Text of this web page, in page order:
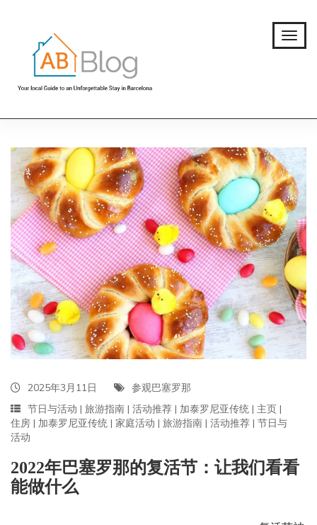
2025年3月11日
参观巴塞罗那
节日与活动 | 旅游指南 | 活动推荐 | 加泰罗尼亚传统 | 主页 |
住房 | 加泰罗尼亚传统 | 家庭活动 | 旅游指南 | 活动推荐 | 节日与
活动
2022年巴塞罗那的复活节：让我们看看
能做什么